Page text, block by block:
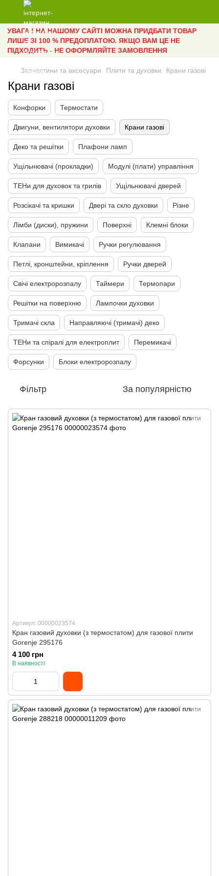
УВАГА ! НА НАШОМУ САЙТІ МОЖНА ПРИДБАТИ ТОВАР
ЛИШЕ ЗІ 100 % ПРЕДОПЛАТОЮ. ЯКЩО ВАМ ЦЕ НЕ
ПІДХОДИТЬ - НЕ ОФОРМЛЯЙТЕ ЗАМОВЛЕННЯ
Запчастини та аксесуари Плити та духовки Крани газові
Крани газові
Конфорки Термостати
Двигуни, вентилятори духовки Крани газові
Деко та решітки Плафони ламп
Ущільнювачі (прокладки) Модулі (плати) управління
ТЕНи для духовок та грилів Ущільнювачі дверей
Розсікачі та кришки Двері та скло духовки Різне
Лімби (диски), пружини Поверхні Клемні блоки
Клапани Вимикачі Ручки регулювання
Петлі, кронштейни, кріплення Ручки дверей
Свічі електророзпалу Таймери Термопари
Решітки на поверхню Лампочки духовки
Тримачі скла Направляючі (тримачі) деко
ТЕНи та спіралі для електроплит Перемикачі
Форсунки Блоки електророзпалу
Фільтр За популярністю
Артикул: 00000023574
Кран газовий духовки (з термостатом) для газової плити
Gorenje 295176
4 100 грн
В наявності